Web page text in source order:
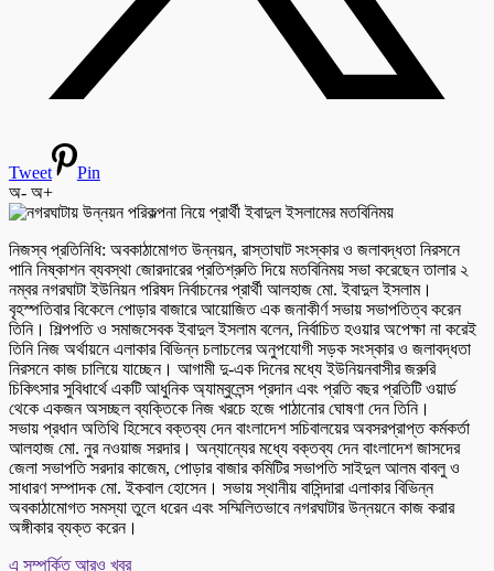
Tweet
Pin
অ- অ+
নিজস্ব প্রতিনিধি: অবকাঠামোগত উন্নয়ন, রাস্তাঘাট সংস্কার ও জলাবদ্ধতা নিরসনে
পানি নিষ্কাশন ব্যবস্থা জোরদারের প্রতিশ্রুতি দিয়ে মতবিনিময় সভা করেছেন তালার ২
নম্বর নগরঘাটা ইউনিয়ন পরিষদ নির্বাচনের প্রার্থী আলহাজ মো. ইবাদুল ইসলাম।
বৃহস্পতিবার বিকেলে পোড়ার বাজারে আয়োজিত এক জনাকীর্ণ সভায় সভাপতিত্ব করেন
তিনি। শিল্পপতি ও সমাজসেবক ইবাদুল ইসলাম বলেন, নির্বাচিত হওয়ার অপেক্ষা না করেই
তিনি নিজ অর্থায়নে এলাকার বিভিন্ন চলাচলের অনুপযোগী সড়ক সংস্কার ও জলাবদ্ধতা
নিরসনে কাজ চালিয়ে যাচ্ছেন। আগামী দু-এক দিনের মধ্যে ইউনিয়নবাসীর জরুরি
চিকিৎসার সুবিধার্থে একটি আধুনিক অ্যাম্বুলেন্স প্রদান এবং প্রতি বছর প্রতিটি ওয়ার্ড
থেকে একজন অসচ্ছল ব্যক্তিকে নিজ খরচে হজে পাঠানোর ঘোষণা দেন তিনি।
সভায় প্রধান অতিথি হিসেবে বক্তব্য দেন বাংলাদেশ সচিবালয়ের অবসরপ্রাপ্ত কর্মকর্তা
আলহাজ মো. নুর নওয়াজ সরদার। অন্যান্যের মধ্যে বক্তব্য দেন বাংলাদেশ জাসদের
জেলা সভাপতি সরদার কাজেম, পোড়ার বাজার কমিটির সভাপতি সাইদুল আলম বাবলু ও
সাধারণ সম্পাদক মো. ইকবাল হোসেন। সভায় স্থানীয় বাসিন্দারা এলাকার বিভিন্ন
অবকাঠামোগত সমস্যা তুলে ধরেন এবং সম্মিলিতভাবে নগরঘাটার উন্নয়নে কাজ করার
অঙ্গীকার ব্যক্ত করেন।
এ সম্পর্কিত আরও খবর